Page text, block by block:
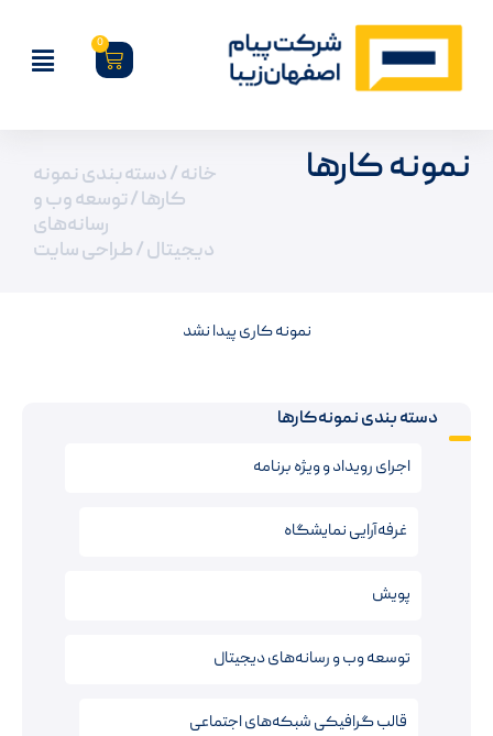
0
نمونه کارها خانه/ دسته بندی نمونه
کارها /توسعه وب و
رسانه‌های
دیجیتال/ طراحی سایت
دسته بندی نمونه‌کارها
اجرای رویداد و ویژه برنامه
غرفه‌آرایی نمایشگاه
پویش
توسعه وب و رسانه‌های دیجیتال
قالب‌ گرافیکی شبکه‌های اجتماعی
نمونه کاری پیدا نشد